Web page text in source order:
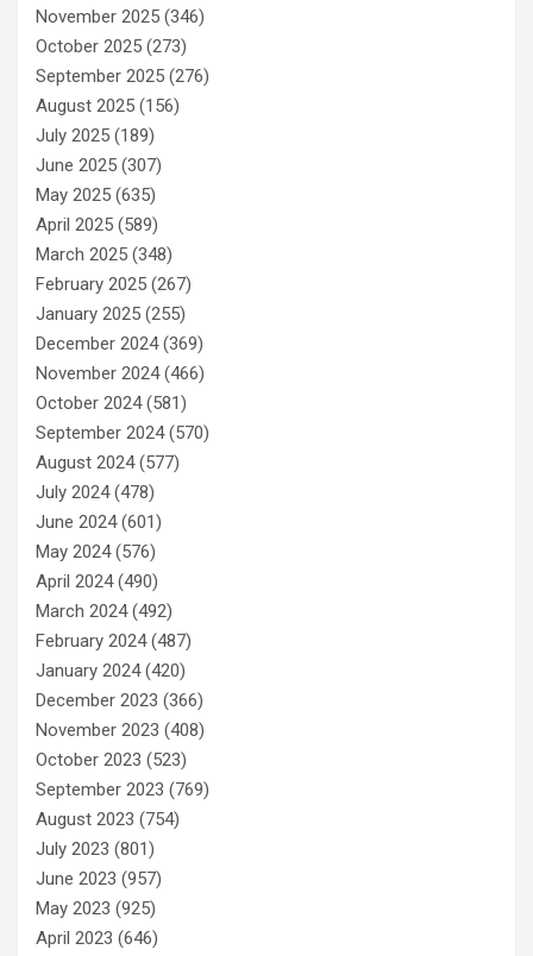
November 2025 (346)
October 2025 (273)
September 2025 (276)
August 2025 (156)
July 2025 (189)
June 2025 (307)
May 2025 (635)
April 2025 (589)
March 2025 (348)
February 2025 (267)
January 2025 (255)
December 2024(369)
November 2024(466)
October 2024(581)
September 2024(570)
August 2024(577)
July 2024(478)
June 2024(601)
May 2024(576)
April 2024(490)
March 2024(492)
February 2024(487)
January 2024(420)
December 2023 (366)
November 2023 (408)
October 2023 (523)
September 2023 (769)
August 2023 (754)
July 2023 (801)
June 2023 (957)
May 2023 (925)
April 2023 (646)